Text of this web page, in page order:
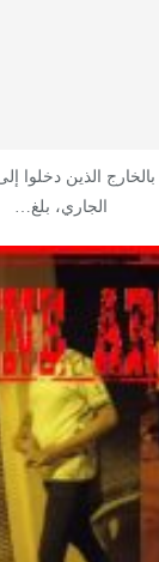
الجاري، بلغ…